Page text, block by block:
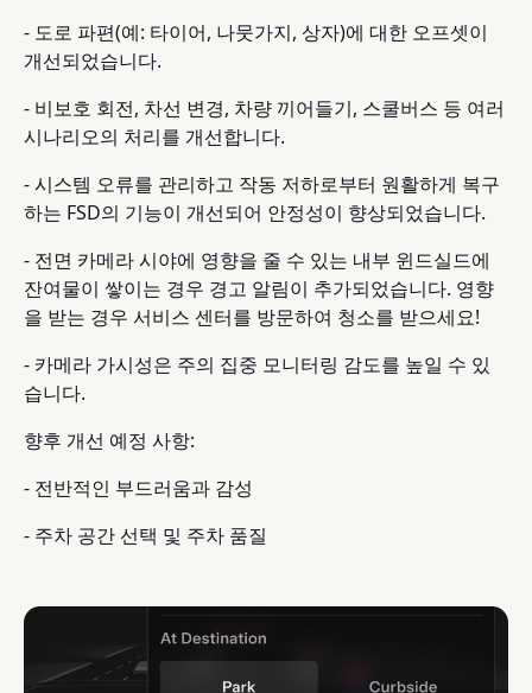
- 도로 파편(예: 타이어, 나뭇가지, 상자)에 대한 오프셋이
개선되었습니다.
- 비보호 회전, 차선 변경, 차량 끼어들기, 스쿨버스 등 여러
시나리오의 처리를 개선합니다.
- 시스템 오류를 관리하고 작동 저하로부터 원활하게 복구
하는 FSD의 기능이 개선되어 안정성이 향상되었습니다.
- 전면 카메라 시야에 영향을 줄 수 있는 내부 윈드실드에
잔여물이 쌓이는 경우 경고 알림이 추가되었습니다. 영향
을 받는 경우 서비스 센터를 방문하여 청소를 받으세요!
- 카메라 가시성은 주의 집중 모니터링 감도를 높일 수 있
습니다.
향후 개선 예정 사항:
- 전반적인 부드러움과 감성
- 주차 공간 선택 및 주차 품질